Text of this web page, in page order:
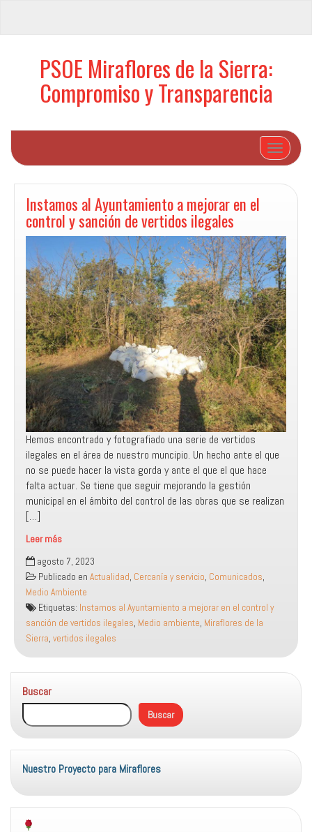
PSOE Miraflores de la Sierra:
Compromiso y Transparencia
Cambiar
Instamos al Ayuntamiento a mejorar en el
control y sanción de vertidos ilegales
Hemos encontrado y fotografiado una serie de vertidos
ilegales en el área de nuestro muncipio. Un hecho ante el que
no se puede hacer la vista gorda y ante el que el que hace
falta actuar. Se tiene que seguir mejorando la gestión
municipal en el ámbito del control de las obras que se realizan
[…]
Leer más
Instamos
al
Ayuntamiento
a
mejorar
en
el
control
y
sanción
de
vertidos
ilegales
agosto 7, 2023
Publicado en Actualidad, Cercanía y servicio, Comunicados,
Medio Ambiente
Etiquetas: Instamos al Ayuntamiento a mejorar en el control y
sanción de vertidos ilegales, Medio ambiente, Miraflores de la
Sierra, vertidos ilegales
Buscar
Buscar
Nuestro Proyecto para Miraflores